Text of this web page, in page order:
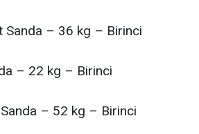
Sanda – 36 kg – Birinci
– 22 kg – Birinci
– 52 kg – Birinci